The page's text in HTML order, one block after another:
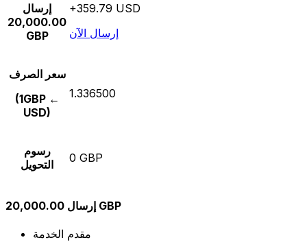
إرسال
20,000.00
GBP
+359.79 USD
إرسال الآن
سعر الصرف
(1GBP ←
USD)
1.336500
رسوم
التحويل
0 GBP
إرسال 20,000.00 GBP
مقدم الخدمة